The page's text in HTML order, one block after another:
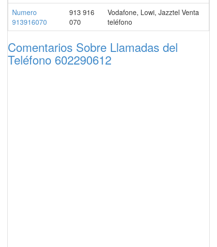
Numero
913916070
913 916
070
Vodafone, Lowi, Jazztel Venta
teléfono
Comentarios Sobre Llamadas del
Teléfono 602290612